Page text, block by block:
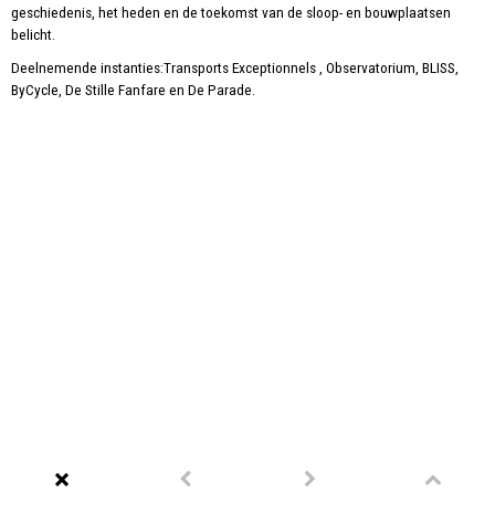
geschiedenis, het heden en de toekomst van de sloop- en bouwplaatsen
belicht.
Deelnemende instanties:Transports Exceptionnels , Observatorium, BLISS,
ByCycle, De Stille Fanfare en De Parade.